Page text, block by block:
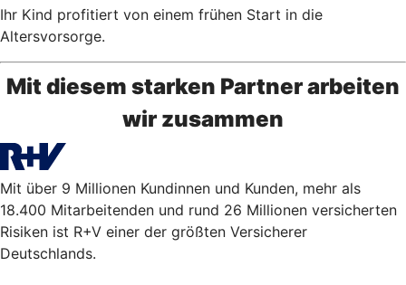
Ihr Kind profitiert von einem frühen Start in die
Altersvorsorge.
Mit diesem starken Partner arbeiten
wir zusammen
Mit über 9 Millionen Kundinnen und Kunden, mehr als
18.400 Mitarbeitenden und rund 26 Millionen versicherten
Risiken ist R+V einer der größten Versicherer
Deutschlands.